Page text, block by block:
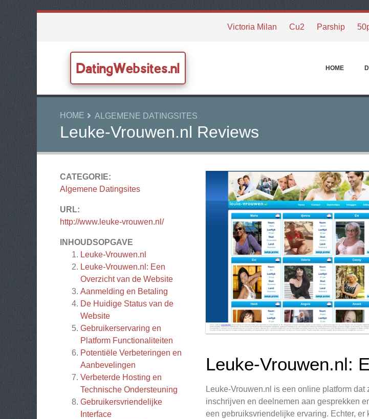
Victoria Milan Cu2 Parship
DatingWebsites.nl HOME
HOME ALGEMENE DATINGSITES
Leuke-Vrouwen.nl Reviews
CATEGORIE:
Algemene Datingsites
URL:
http://www.leuke-vrouwen.nl/
INHOUDSOPGAVE
Leuke-Vrouwen.nl
Leuke-Vrouwen.nl: Een
Overzicht van de Website
Aanmelding en Betaling
De Huidige Status van de
Website
Gebruikerservaring en
Platform Functionaliteiten
Potentiële Verbeteringen en
Aanbevelingen
Verbeterde Hosting en
Technische Ondersteuning
Gebruikersvriendelijke
Interface
Leuke-Vrouwen.nl:
Leuke-Vrouwen.nl is een online platform
inschrijven en deelnemen aan gesprekken
een gebruiksvriendelijke ervaring. Echter,